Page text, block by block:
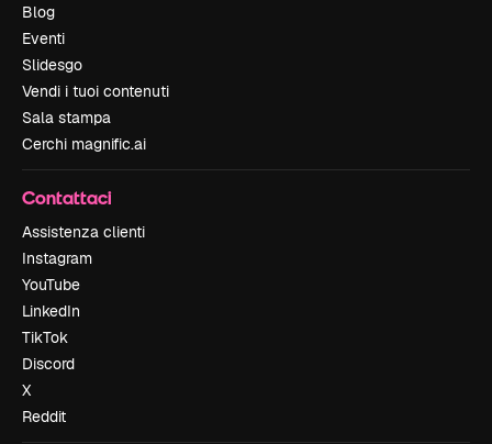
Blog
Eventi
Slidesgo
Vendi i tuoi contenuti
Sala stampa
Cerchi magnific.ai
Contattaci
Assistenza clienti
Instagram
YouTube
LinkedIn
TikTok
Discord
X
Reddit